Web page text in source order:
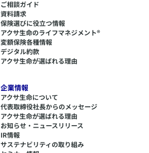
ご相談ガイド
資料請求
保険選びに役立つ情報
​アクサ生命のライフマネジメント®
変額保険各種情報
デジタル約款
アクサ生命が選ばれる理由
企業情報
アクサ生命について
代表取締役社長からのメッセージ
アクサ生命が選ばれる理由
お知らせ・ニュースリリース
IR情報
サステナビリティの取り組み